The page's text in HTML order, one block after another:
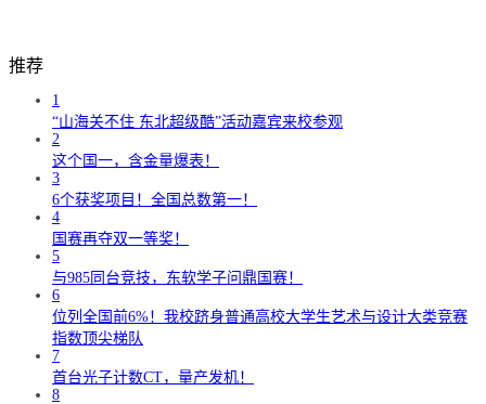
推荐
1
“山海关不住 东北超级酷”活动嘉宾来校参观
2
这个国一，含金量爆表！
3
6个获奖项目！全国总数第一！
4
国赛再夺双一等奖！
5
与985同台竞技，东软学子问鼎国赛！
6
位列全国前6%！我校跻身普通高校大学生艺术与设计大类竞赛
指数顶尖梯队
7
首台光子计数CT，量产发机！
8